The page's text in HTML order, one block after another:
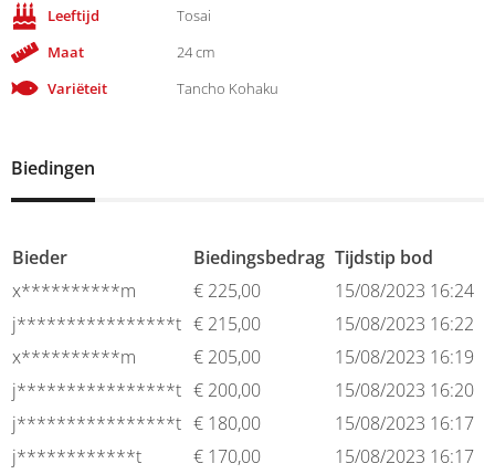
Leeftijd
Tosai
Maat
24 cm
Variëteit
Tancho Kohaku
Biedingen
Bieder Biedingsbedrag Tijdstip bod
x**********m
€ 225,00
15/08/2023 16:24
j****************t € 215,00
15/08/2023 16:22
x**********m
€ 205,00
15/08/2023 16:19
j****************t € 200,00
15/08/2023 16:20
j****************t € 180,00
15/08/2023 16:17
j************t
€ 170,00
15/08/2023 16:17